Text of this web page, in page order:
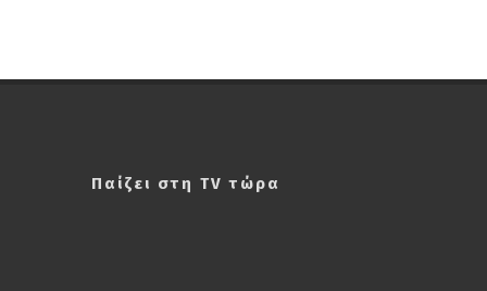
Παίζει στη TV τώρα